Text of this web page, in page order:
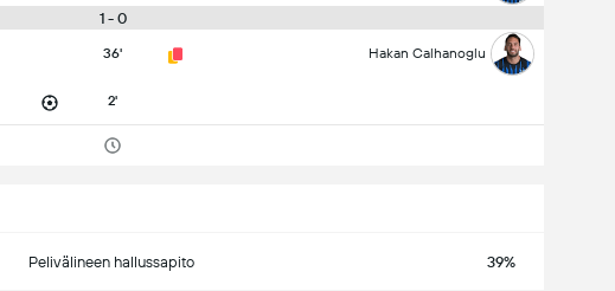
1 - 0
36' Hakan Calhanoglu
2'
Pelivälineen hallussapito 39%